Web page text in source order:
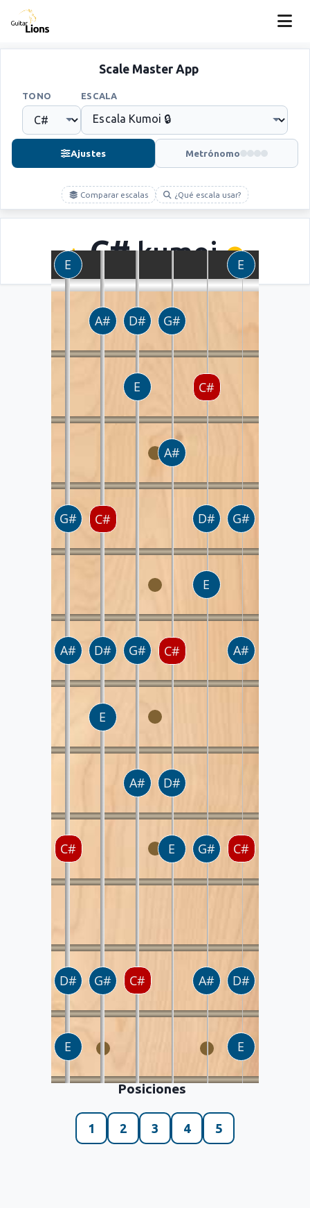
Scale Master App
TONO ESCALA
Ajustes Metrónomo
Comparar escalas ¿Qué escala usar?
C#kumoi
Posiciones
1 2 3 4 5